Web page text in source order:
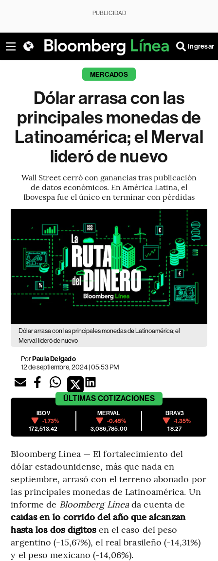
PUBLICIDAD
Ingresar
MERCADOS
Dólar arrasa con las
principales monedas de
Latinoamérica; el Merval
lideró de nuevo
Wall Street cerró con ganancias tras publicación
de datos económicos. En América Latina, el
Ibovespa fue el único en terminar con pérdidas
Dólar arrasa con las principales monedas de Latinoamérica; el
Merval lideró de nuevo
PorPaula Delgado
12 de septiembre, 2024 | 05:53 PM
ÚLTIMAS COTIZACIONES
IBOV
-1.73%
172,513.42
MERVAL
-0.45%
3,086,785.00
BRAV3
-1.35%
18.27
Bloomberg Línea — El fortalecimiento del
dólar estadounidense, más que nada en
septiembre, arrasó con el terreno abonado por
las principales monedas de Latinoamérica. Un
informe de Bloomberg Líneada cuenta de
caídas en lo corrido del año que alcanzan
hasta los dos dígitosen el caso del peso
argentino (-15,67%), el real brasileño (-14,31%)
y el peso mexicano (-14,06%).